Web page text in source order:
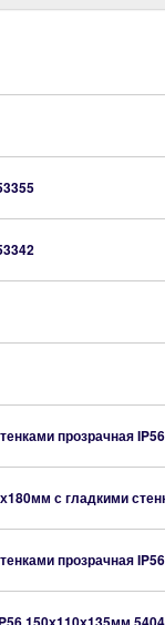
прозрачная
с гладкими
прозрачная